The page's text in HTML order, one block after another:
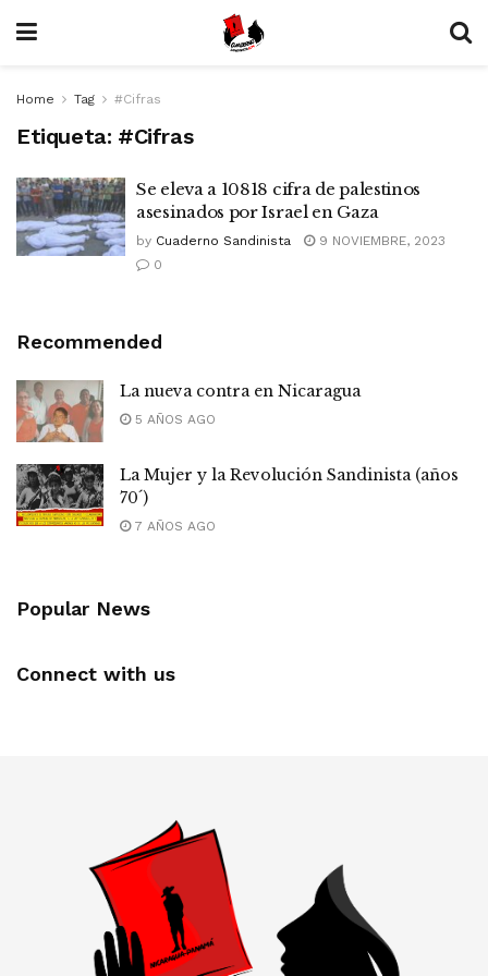
Home Tag #Cifras
Etiqueta: #Cifras
Se eleva a 10818 cifra de palestinos
asesinados por Israel en Gaza
by Cuaderno Sandinista
9 NOVIEMBRE, 2023
0
Recommended
La nueva contra en Nicaragua
5 AÑOS AGO
La Mujer y la Revolución Sandinista (años
70´)
7 AÑOS AGO
Popular News
Connect with us